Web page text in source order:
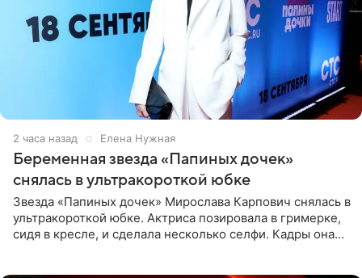
2 часа назад Елена Нужная
Беременная звезда «Папиных дочек»
снялась в ультракороткой юбке
Звезда «Папиных дочек» Мирослава Карпович снялась в
ультракороткой юбке. Актриса позировала в гримерке,
сидя в кресле, и сделала несколько селфи. Кадры она